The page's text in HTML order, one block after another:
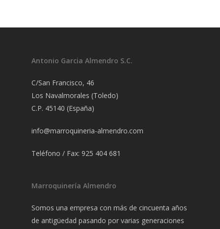
Antonio Garcia Almendro S.C.
C/San Francisco, 46
Los Navalmorales (Toledo)
C.P. 45140 (España)
info@marroquineria-almendro.com
Teléfono / Fax: 925 404 681
Marroquinería Almendro
Somos una empresa con más de cincuenta años
de antigüedad pasando por varias generaciones